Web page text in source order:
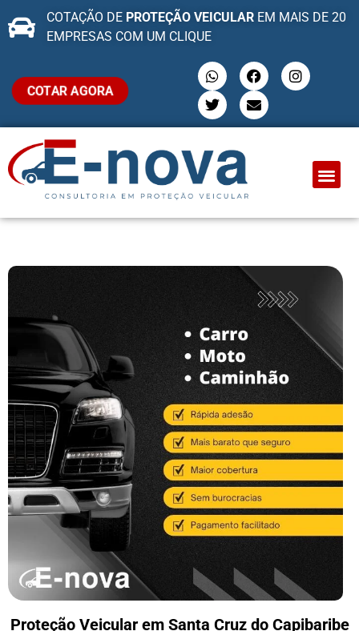
COTAÇÃO DE PROTEÇÃO VEICULAREM MAIS DE 20
EMPRESAS COM UM CLIQUE
COTAR AGORA
Proteção Veicular em Santa Cruz do Capibaribe